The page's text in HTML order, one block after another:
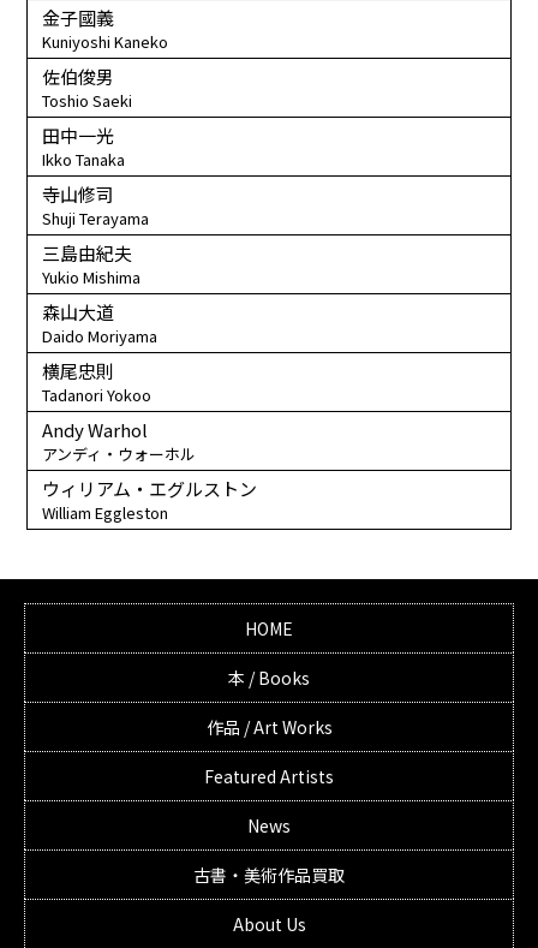
金子國義
Kuniyoshi Kaneko
佐伯俊男
Toshio Saeki
田中一光
Ikko Tanaka
寺山修司
Shuji Terayama
三島由紀夫
Yukio Mishima
森山大道
Daido Moriyama
横尾忠則
Tadanori Yokoo
Andy Warhol
アンディ・ウォーホル
ウィリアム・エグルストン
William Eggleston
HOME
本 / Books
作品 / Art Works
Featured Artists
News
古書・美術作品買取
About Us